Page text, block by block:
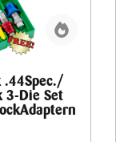
.44Spec./
3-Die Set